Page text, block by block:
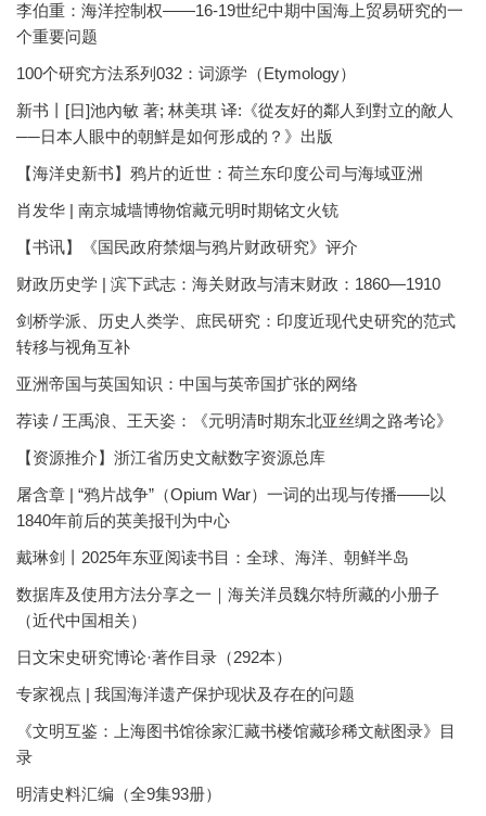
李伯重：海洋控制权——16-19世纪中期中国海上贸易研究的一
个重要问题
100个研究方法系列032：词源学（Etymology）
新书丨[日]池內敏 著; 林美琪 译:《從友好的鄰人到對立的敵人
──日本人眼中的朝鮮是如何形成的？》出版
【海洋史新书】鸦片的近世：荷兰东印度公司与海域亚洲
肖发华 | 南京城墙博物馆藏元明时期铭文火铳
【书讯】《国民政府禁烟与鸦片财政研究》评介
财政历史学 | 滨下武志：海关财政与清末财政：1860—1910
剑桥学派、历史人类学、庶民研究：印度近现代史研究的范式
转移与视角互补
亚洲帝国与英国知识：中国与英帝国扩张的网络
荐读 / 王禹浪、王天姿：《元明清时期东北亚丝绸之路考论》
【资源推介】浙江省历史文献数字资源总库
屠含章 | “鸦片战争”（Opium War）一词的出现与传播——以
1840年前后的英美报刊为中心
戴琳剑丨2025年东亚阅读书目：全球、海洋、朝鲜半岛
数据库及使用方法分享之一｜海关洋员魏尔特所藏的小册子
（近代中国相关）
日文宋史研究博论·著作目录（292本）
专家视点 | 我国海洋遗产保护现状及存在的问题
《文明互鉴：上海图书馆徐家汇藏书楼馆藏珍稀文献图录》目
录
明清史料汇编（全9集93册）